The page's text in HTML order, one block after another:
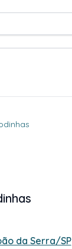
da Serra/SP